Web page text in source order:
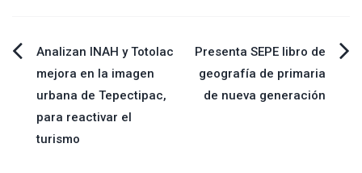
Navegación
de
entradas
Analizan INAH y Totolac
mejora en la imagen
urbana de Tepectipac,
para reactivar el
turismo
Presenta SEPE libro de
geografía de primaria
de nueva generación